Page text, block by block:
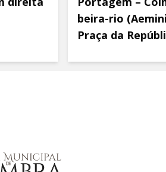
beira-rio
Praça da